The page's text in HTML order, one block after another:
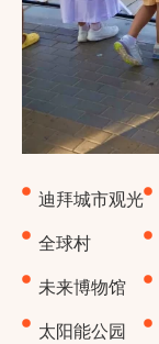
迪拜城市观光
全球村
未来博物馆
太阳能公园